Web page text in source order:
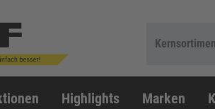
Highlights Marken